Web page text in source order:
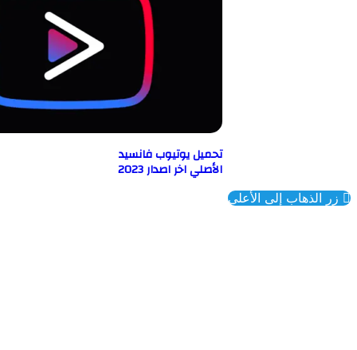
تحميل يوتيوب فانسيد
الأصلي اخر اصدار 2023
إلى الأعلى